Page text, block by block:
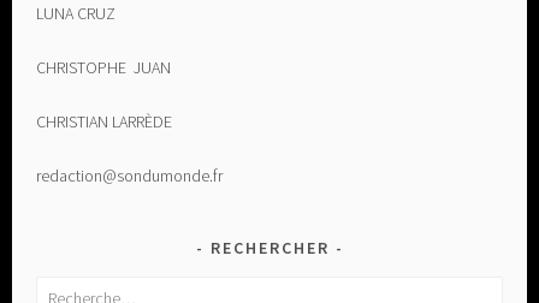
LUNA CRUZ
CHRISTOPHE JUAN
CHRISTIAN LARRÈDE
redaction@sondumonde.fr
RECHERCHER
Rechercher :